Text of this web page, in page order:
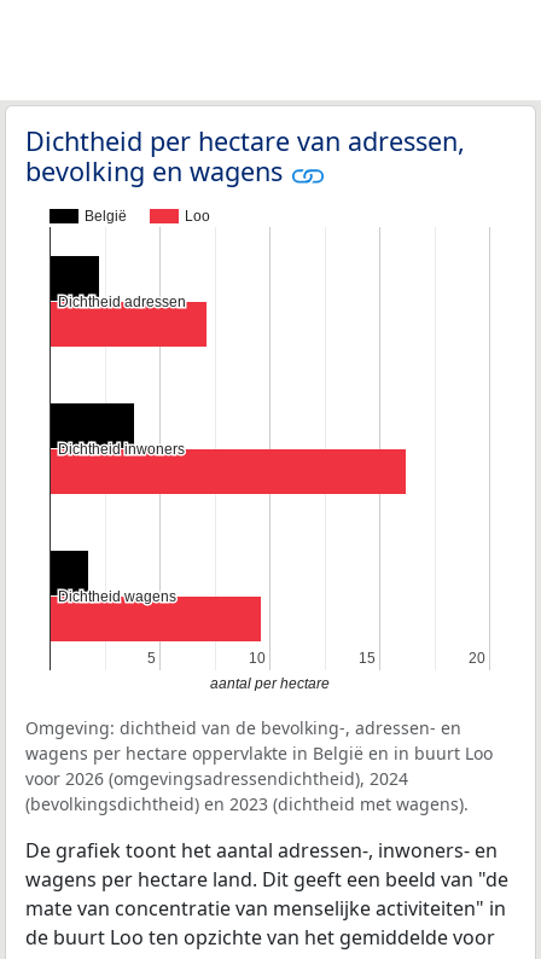
Dichtheid per hectare van adressen,
bevolking en wagens
België Loo
5
5 10
10 15
15 20
20
Dichtheid adressen
Dichtheid adressen
Dichtheid inwoners
Dichtheid inwoners
Dichtheid wagens
Dichtheid wagens
aantal per hectare
Omgeving: dichtheid van de bevolking-, adressen- en
wagens per hectare oppervlakte in België en in buurt Loo
voor 2026 (omgevingsadressendichtheid), 2024
(bevolkingsdichtheid) en 2023 (dichtheid met wagens).
De grafiek toont het aantal adressen-, inwoners- en
wagens per hectare land. Dit geeft een beeld van "de
mate van concentratie van menselijke activiteiten" in
de buurt Loo ten opzichte van het gemiddelde voor